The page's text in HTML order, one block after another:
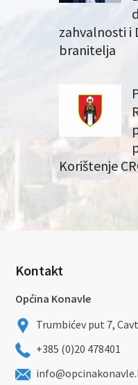
zahvalnosti i
branitelja
Korištenje
Kontakt
Općina Konavle
Trumbićev put 7,
+385 (0)20 478401